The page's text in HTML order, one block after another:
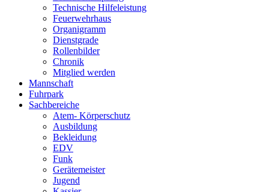
Technische Hilfeleistung
Feuerwehrhaus
Organigramm
Dienstgrade
Rollenbilder
Chronik
Mitglied werden
Mannschaft
Fuhrpark
Sachbereiche
Atem- Körperschutz
Ausbildung
Bekleidung
EDV
Funk
Gerätemeister
Jugend